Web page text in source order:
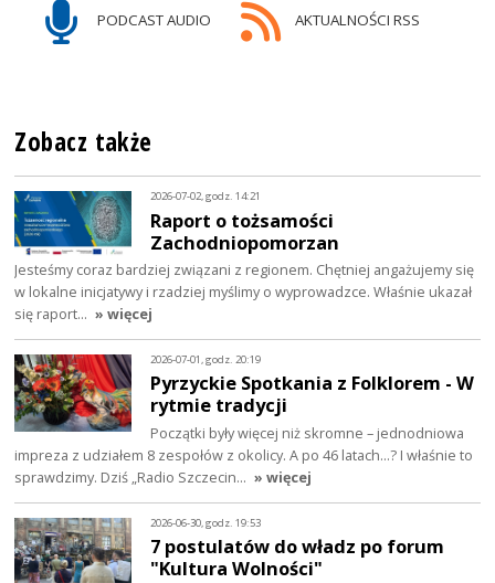
PODCAST AUDIO AKTUALNOŚCI RSS
Zobacz także
2026-07-02, godz. 14:21
Raport o tożsamości
Zachodniopomorzan
Jesteśmy coraz bardziej związani z regionem. Chętniej angażujemy się
w lokalne inicjatywy i rzadziej myślimy o wyprowadzce. Właśnie ukazał
się raport… » więcej
2026-07-01, godz. 20:19
Pyrzyckie Spotkania z Folklorem - W
rytmie tradycji
Początki były więcej niż skromne – jednodniowa
impreza z udziałem 8 zespołów z okolicy. A po 46 latach…? I właśnie to
sprawdzimy. Dziś „Radio Szczecin… » więcej
2026-06-30, godz. 19:53
7 postulatów do władz po forum
"Kultura Wolności"